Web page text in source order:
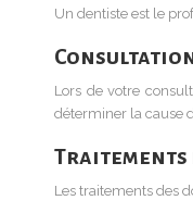
Un dentiste est le
Lors de votre
déterminer la cause
Traitements
Les traitements des